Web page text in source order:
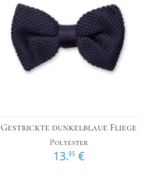
Gestrickte dunkelblaue Fliege
Polyester
13.95 €